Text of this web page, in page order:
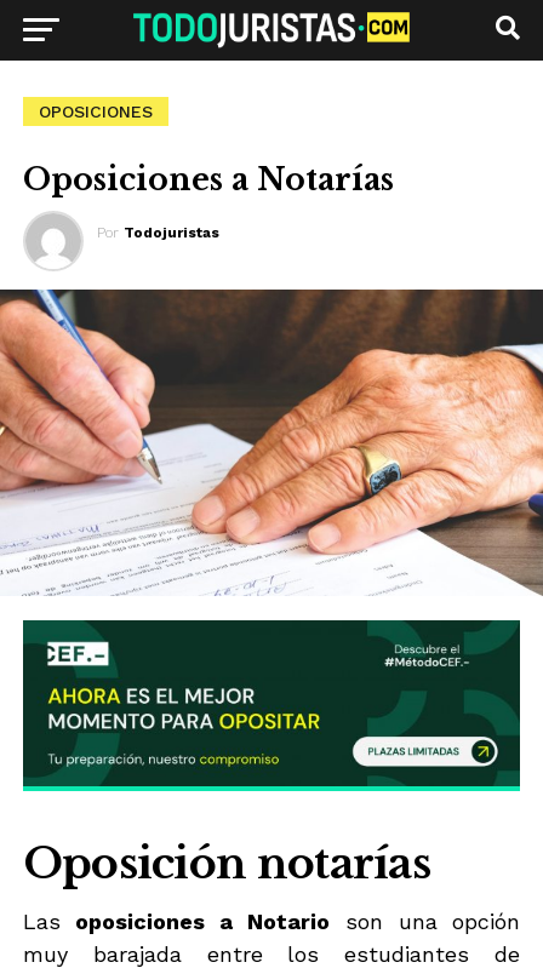
OPOSICIONES
Oposiciones a Notarías
Por Todojuristas
Oposición notarías
Las oposiciones a Notario son una opción
muy barajada entre los estudiantes de